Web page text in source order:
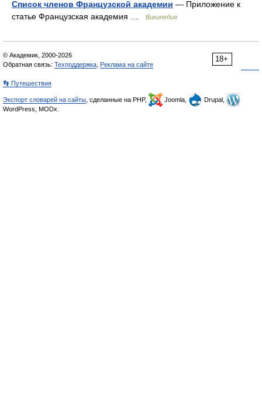
Список членов Французской академии — Приложение к
статье Французская академия …
Википедия
18+
© Академик, 2000-2026
Обратная связь: Техподдержка Реклама на сайте
👣 Путешествия
Экспорт словарей на сайты , сделанные на PHP, Joomla,
Drupal,
WordPress, MODx.